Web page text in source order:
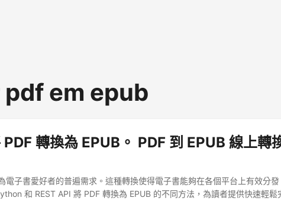
em epub
轉換為 EPUB。 PDF 到 EPUB 線上轉
電子書愛好者的普遍需求。這種轉換使得電子書能夠在各個平台上有效分發
和 REST API 將 PDF 轉換為 EPUB 的不同方法，為讀者提供快速輕鬆